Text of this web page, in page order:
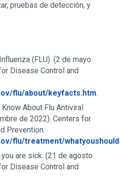
pruebas de detección, y
(FLU). (2 de mayo
Disease Control and
flu/about/keyfacts.htm.
Know About Flu Antiviral
de 2022). Centers for
Prevention.
flu/treatment/
are sick. (21 de agosto
Disease Control and